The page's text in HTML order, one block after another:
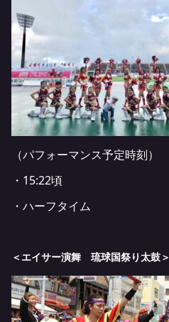
（パフォーマンス予定時刻）
・ 15:22頃
・ハーフタイム
＜エイサー演舞 琉球国祭り太鼓＞